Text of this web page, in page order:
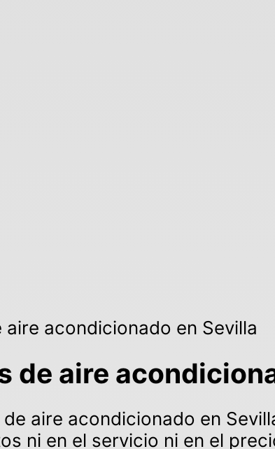
acondicionado en Sevilla
de aire
aire acondicionado en
ni en el servicio ni en el